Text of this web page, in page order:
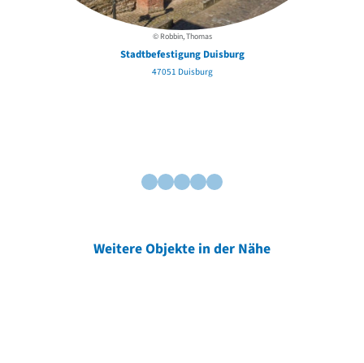
© Robbin, Thomas
Stadtbefestigung Duisburg
47051 Duisburg
Weitere Objekte in der Nähe